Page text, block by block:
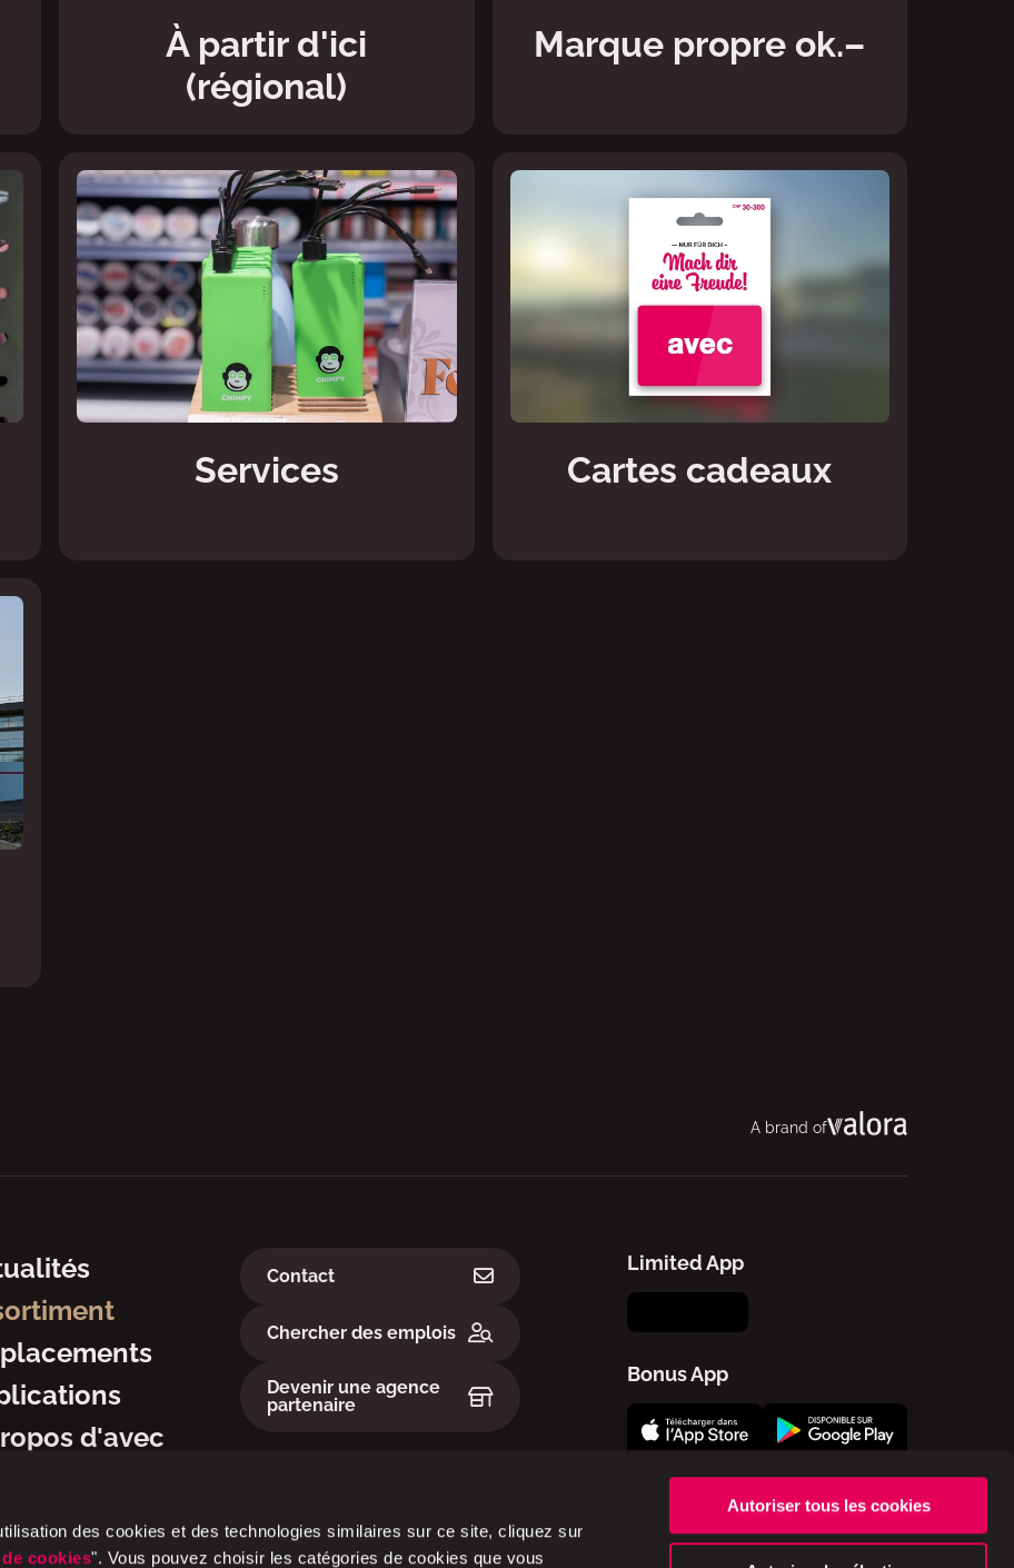
des cookies et des technologies similaires sur ce site, cliquez sur
cookies". Vous pouvez choisir les catégories de cookies que vous
Autoriser tous les cookies
À partir d'ici
(régional)
Marque propre ok.–
Services Cartes cadeaux
A brand of
d'avec
Contact
Chercher des emplois
Devenir une agence
partenaire
Limited App
Bonus App